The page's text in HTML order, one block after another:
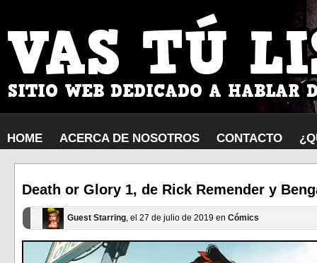
HOME ACERCA DE NOSOTROS CONTACTO
Death or Glory 1, de Rick Remender y
Guest Starring, el 27 de julio de 2019 en Cómics